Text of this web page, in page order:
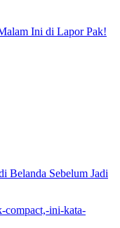
Ini di Lapor Pak!
Belanda Sebelum Jadi